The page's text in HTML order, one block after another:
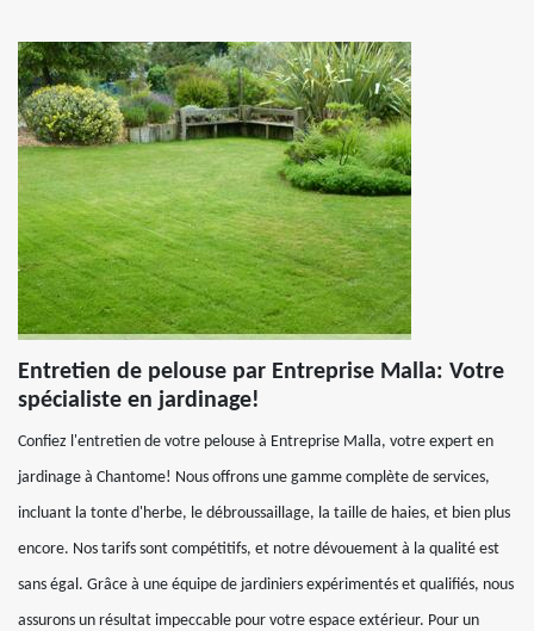
Entretien de pelouse par Entreprise Malla: Votre
spécialiste en jardinage!
Confiez l'entretien de votre pelouse à Entreprise Malla, votre expert en
jardinage à Chantome! Nous offrons une gamme complète de services,
incluant la tonte d'herbe, le débroussaillage, la taille de haies, et bien plus
encore. Nos tarifs sont compétitifs, et notre dévouement à la qualité est
sans égal. Grâce à une équipe de jardiniers expérimentés et qualifiés, nous
assurons un résultat impeccable pour votre espace extérieur. Pour un